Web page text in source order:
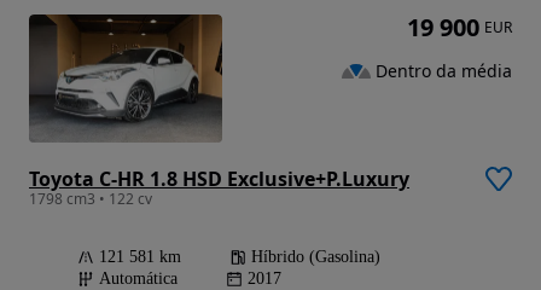
Toyota C-HR 1.8 HSD Exclusive+P.Luxury
1798 cm3 • 122 cv
121 581 km
Híbrido (Gasolina)
Automática
2017
19 900 EUR
Dentro da média